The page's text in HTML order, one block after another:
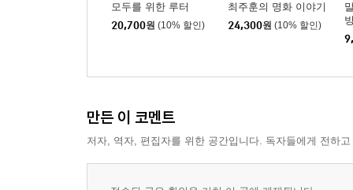
모두를 위한 루터
20,700원 (10% 할인)
최주훈의 명화 이야기
24,300원 (10% 할인)
만든 이 코멘트
저자, 역자, 편집자를 위한 공간입니다. 독자들에게 전하